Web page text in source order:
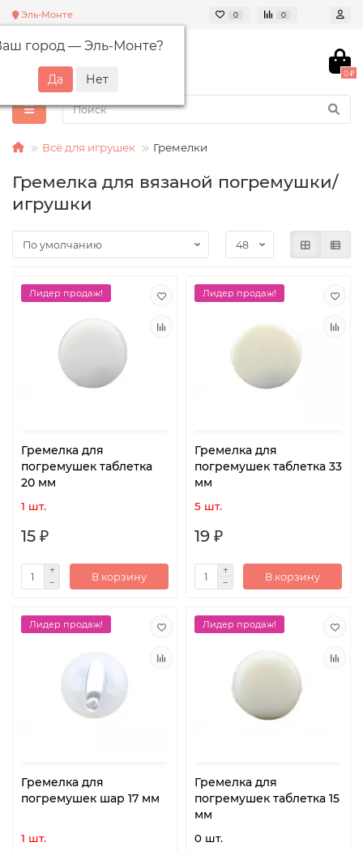
Эль-Монте
город — Эль-Монте?
0 0
0 ₽
Всё для игрушек Гремелки
Гремелка для вязаной погремушки/
игрушки
Лидер продаж!
Гремелка для
погремушек таблетка
20 мм
1 шт.
15 ₽
В корзину
Лидер продаж!
Гремелка для
погремушек таблетка 33
мм
5 шт.
19 ₽
В корзину
Лидер продаж!
Гремелка для
погремушек шар 17 мм
1 шт.
Лидер продаж!
Гремелка для
погремушек таблетка 15
мм
0 шт.